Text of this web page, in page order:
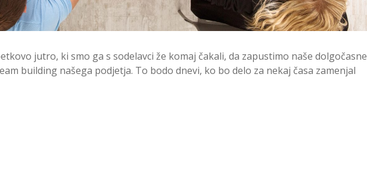
jutro, ki smo ga s sodelavci že komaj čakali, da zapustimo naše dolgočasne
building našega podjetja. To bodo dnevi, ko bo delo za nekaj časa zamenjal